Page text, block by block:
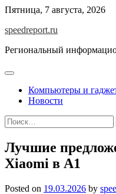
Skip
content
Пятница, 7 августа, 2026
speedreport.ru
Региональный
Компьютеры и
Новости
Найти:
Лучшие
Xiaomi в А1
Posted on 19.03.2026 by